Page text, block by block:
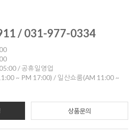
/ 031-977-0334
/ 공휴일영업
~ PM 17:00) / 일산쇼룸(AM 11:00 ~
상품문의